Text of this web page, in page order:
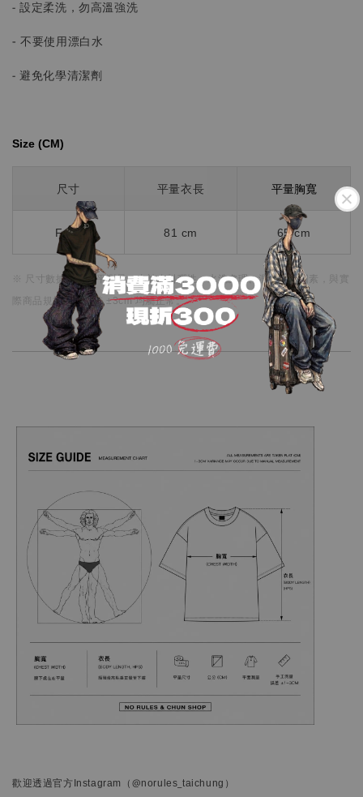
- 設定柔洗，勿高溫強洗
-不要使用漂白水
- 避免化學清潔劑
Size (CM)⁡⁡
尺寸 平量衣長 平量胸寬
Free 81 cm 65 cm
※ 尺寸數據皆為水平測量，由於布料彈性、水洗處理、測量點等因素，
際商品規格略有誤差 ±3cm 均屬正常。
歡迎透過官方Instagram （@norules_taichung）